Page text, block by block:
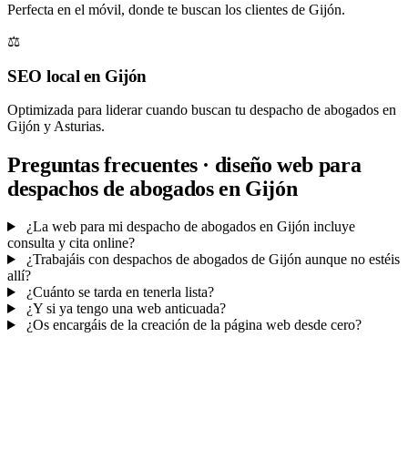
Perfecta en el móvil, donde te buscan los clientes de Gijón.
⚖️
SEO local en Gijón
Optimizada para liderar cuando buscan tu despacho de abogados en
Gijón y Asturias.
Preguntas frecuentes · diseño web para
despachos de abogados en Gijón
¿La web para mi despacho de abogados en Gijón incluye
consulta y cita online?
¿Trabajáis con despachos de abogados de Gijón aunque no estéis
allí?
¿Cuánto se tarda en tenerla lista?
¿Y si ya tengo una web anticuada?
¿Os encargáis de la creación de la página web desde cero?